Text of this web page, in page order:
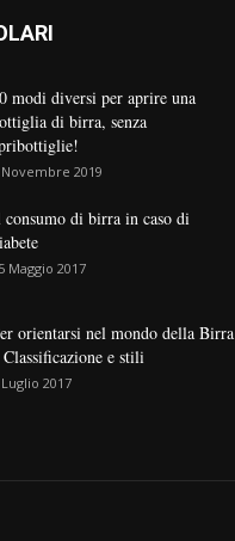
modi diversi per aprire una
di birra, senza
2019
di birra in caso di
Maggio 2017
orientarsi nel mondo della Birra
e stili
Luglio 2017